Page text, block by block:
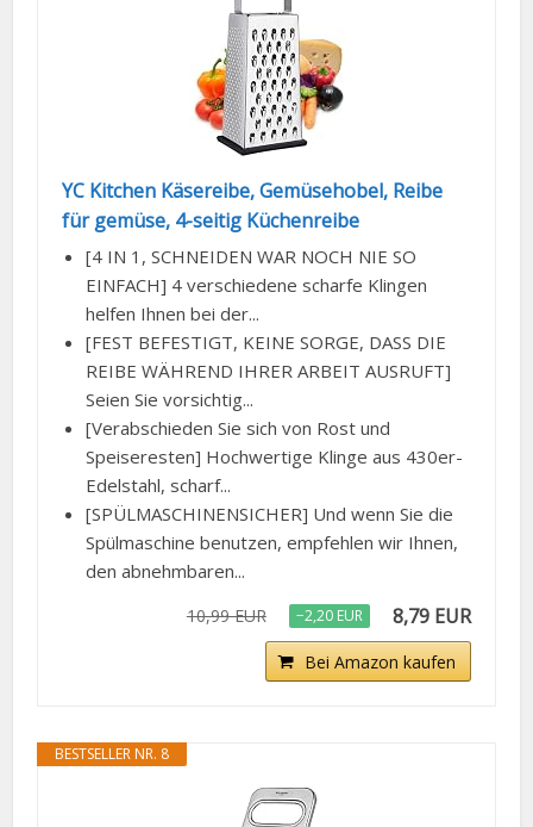
YC Kitchen Käsereibe, Gemüsehobel, Reibe
für gemüse, 4-seitig Küchenreibe
[4 IN 1, SCHNEIDEN WAR NOCH NIE SO
EINFACH] 4 verschiedene scharfe Klingen
helfen Ihnen bei der...
[FEST BEFESTIGT, KEINE SORGE, DASS DIE
REIBE WÄHREND IHRER ARBEIT AUSRUFT]
Seien Sie vorsichtig...
[Verabschieden Sie sich von Rost und
Speiseresten] Hochwertige Klinge aus 430er-
Edelstahl, scharf...
[SPÜLMASCHINENSICHER] Und wenn Sie die
Spülmaschine benutzen, empfehlen wir Ihnen,
den abnehmbaren...
10,99 EUR −2,20 EUR 8,79 EUR
Bei Amazon kaufen
BESTSELLER NR. 8